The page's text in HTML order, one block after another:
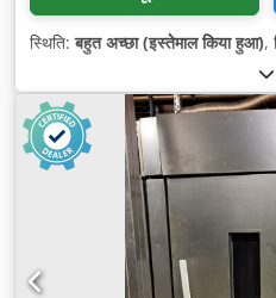
स्थिति:बहुत अच्छा (इस्तेमाल किया हुआ),